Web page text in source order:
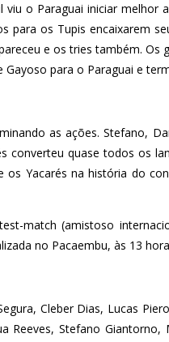
o Paraguai iniciar melhor
para os Tupis encaixarem
e os tries também. Os
para o Paraguai e
as ações. Stefano,
converteu quase todos os
Yacarés na história do
match (amistoso
no Pacaembu, às 13
Cleber Dias, Lucas
Reeves, Stefano Giantorno,